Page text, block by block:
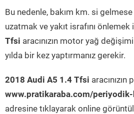
Bu nedenle, bakım km. si
uzatmak ve yakıt israfını önlemek
Tfsi aracınızın motor yağ
yılda bir kez yaptırmanız gerekir.
2018 Audi A5 1.4 Tfsi
www.pratikaraba.com/
adresine tıklayarak online